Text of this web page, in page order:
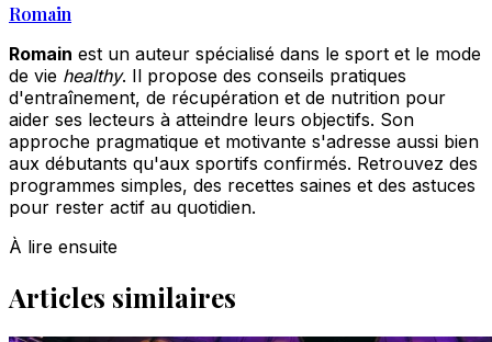
Romain
Romain est un auteur spécialisé dans le sport et le mode
de vie healthy. Il propose des conseils pratiques
d'entraînement, de récupération et de nutrition pour
aider ses lecteurs à atteindre leurs objectifs. Son
approche pragmatique et motivante s'adresse aussi bien
aux débutants qu'aux sportifs confirmés. Retrouvez des
programmes simples, des recettes saines et des astuces
pour rester actif au quotidien.
À lire ensuite
Articles similaires